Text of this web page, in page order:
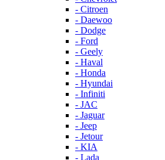
- Citroen
- Daewoo
- Dodge
- Ford
- Geely
- Haval
- Honda
- Hyundai
- Infiniti
- JAC
- Jaguar
- Jeep
- Jetour
- KIA
- Lada